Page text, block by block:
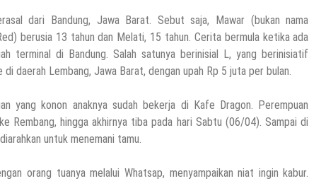
dari Bandung, Jawa Barat. Sebut saja, Mawar (bukan nama
berusia 13 tahun dan Melati, 15 tahun. Cerita bermula ketika ada
terminal di Bandung. Salah satunya berinisial L, yang berinisiatif
daerah Lembang, Jawa Barat, dengan upah Rp 5 juta per bulan.
yang konon anaknya sudah bekerja di Kafe Dragon. Perempuan
Rembang, hingga akhirnya tiba pada hari Sabtu (06/04). Sampai di
untuk menemani tamu.
orang tuanya melalui Whatsap, menyampaikan niat ingin kabur.